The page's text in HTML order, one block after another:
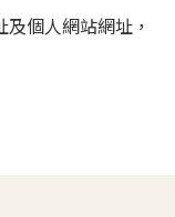
個人網站網址，